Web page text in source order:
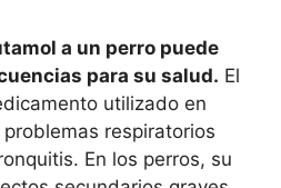
a un perro puede
para su salud. El
utilizado en
respiratorios
En los perros, su